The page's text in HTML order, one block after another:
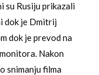
su Rusiju prikazali
dok je Dmitrij
dok je prevod na
Nakon
snimanju filma